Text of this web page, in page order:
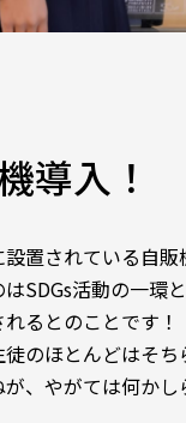
導入！
置されている自販
SDGs活動の一環
るとのことです！
のほとんどはそち
、やがては何かし